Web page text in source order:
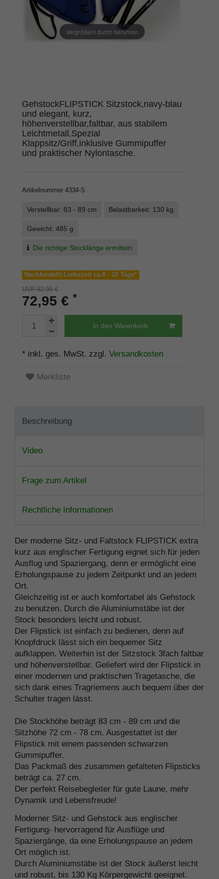
Vergrößern durch berühren
GehstockFLIPSTICK Sitzstock,navy-blau
und elegant, kurz,
höhenverstellbar,faltbar, aus stabilem
Leichtmetall,Spezial
Klappsitz/Griff,inklusive Gummipuffer
und praktischer Nylontasche.
Artikelnummer 4334-S
Verstellbar: 83 - 89 cm Belastbarkeit: 130 kg
Gewicht: 485 g
Die richtige Stocklänge ermitteln
Nachbestellt Lieferzeit ca.8 - 10 Tage*
UVP 82,95 €
72,95 € *
In den Warenkorb
* inkl. ges. MwSt. zzgl. Versandkosten
Merkliste
Beschreibung
Video
Frage zum Artikel
Rechtliche Informationen
Der moderne Sitz- und Faltstock FLIPSTICK extra
kurz aus englischer Fertigung eignet sich für jeden
Ausflug und Spaziergang, denn er ermöglicht eine
Erholungspause zu jedem Zeitpunkt und an jedem
Ort.
Gleichzeitig ist er auch komfortabel als Gehstock
zu benutzen. Durch die Aluminiumstäbe ist der
Stock besonders leicht und robust.
Der Flipstick ist einfach zu bedienen, denn auf
Knopfdruck lässt sich ein bequemer Sitz
aufklappen. Weiterhin ist der Sitzstock 3fach faltbar
und höhenverstellbar. Geliefert wird der Flipstick in
einer modernen und praktischen Tragetasche, die
sich dank eines Tragriemens auch bequem über der
Schulter tragen lässt.
Die Stockhöhe beträgt 83 cm - 89 cm und die
Sitzhöhe 72 cm - 78 cm. Ausgestattet ist der
Flipstick mit einem passenden schwarzen
Gummipuffer.
Das Packmaß des zusammen gefalteten Flipsticks
beträgt ca. 27 cm.
Der perfekt Reisebegleiter für gute Laune, mehr
Dynamik und Lebensfreude!
Moderner Sitz- und Gehstock aus englischer
Fertigung- hervorragend für Ausflüge und
Spaziergänge, da eine Erholungspause an jedem
Ort möglich ist.
Durch Aluminiumstäbe ist der Stock äußerst leicht
und robust, bis 130 Kg Körpergewicht geeignet.